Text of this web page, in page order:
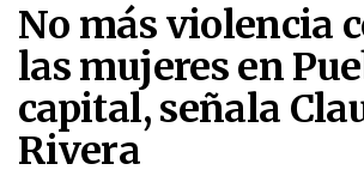
No más violencia
las mujeres en
capital, señala
Rivera